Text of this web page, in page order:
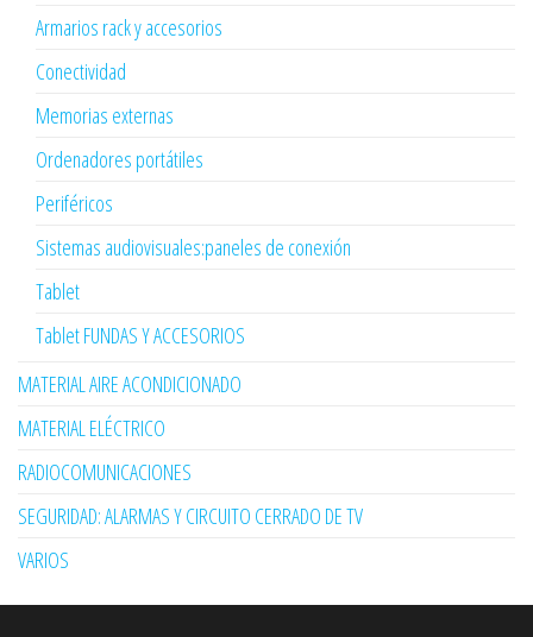
Armarios rack y accesorios
Conectividad
Memorias externas
Ordenadores portátiles
Periféricos
Sistemas audiovisuales:paneles de conexión
Tablet
Tablet FUNDAS Y ACCESORIOS
MATERIAL AIRE ACONDICIONADO
MATERIAL ELÉCTRICO
RADIOCOMUNICACIONES
SEGURIDAD: ALARMAS Y CIRCUITO CERRADO DE TV
VARIOS